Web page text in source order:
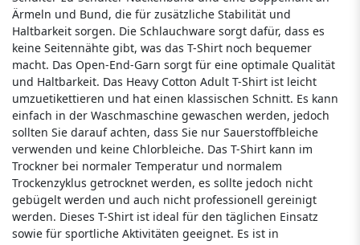
Ärmeln und Bund, die für zusätzliche Stabilität und
Haltbarkeit sorgen. Die Schlauchware sorgt dafür, dass es
keine Seitennähte gibt, was das T-Shirt noch bequemer
macht. Das Open-End-Garn sorgt für eine optimale Qualität
und Haltbarkeit. Das Heavy Cotton Adult T-Shirt ist leicht
umzuetikettieren und hat einen klassischen Schnitt. Es kann
einfach in der Waschmaschine gewaschen werden, jedoch
sollten Sie darauf achten, dass Sie nur Sauerstoffbleiche
verwenden und keine Chlorbleiche. Das T-Shirt kann im
Trockner bei normaler Temperatur und normalem
Trockenzyklus getrocknet werden, es sollte jedoch nicht
gebügelt werden und auch nicht professionell gereinigt
werden. Dieses T-Shirt ist ideal für den täglichen Einsatz
sowie für sportliche Aktivitäten geeignet. Es ist in